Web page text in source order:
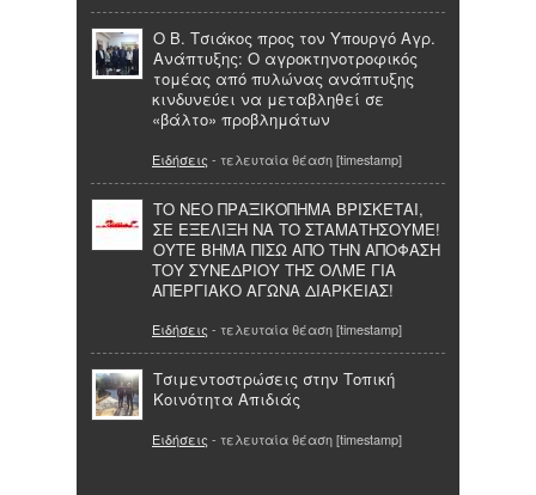
Ο Β. Τσιάκος προς τον Υπουργό Αγρ.
Ανάπτυξης: Ο αγροκτηνοτροφικός
τομέας από πυλώνας ανάπτυξης
κινδυνεύει να μεταβληθεί σε
«βάλτο» προβλημάτων
Ειδήσεις - τελευταία θέαση [timestamp]
ΤΟ ΝΕΟ ΠΡΑΞΙΚΟΠΗΜΑ ΒΡΙΣΚΕΤΑΙ,
ΣΕ ΕΞΕΛΙΞΗ ΝΑ ΤΟ ΣΤΑΜΑΤΗΣΟΥΜΕ!
ΟΥΤΕ ΒΗΜΑ ΠΙΣΩ ΑΠΟ ΤΗΝ ΑΠΟΦΑΣΗ
ΤΟΥ ΣΥΝΕΔΡΙΟΥ ΤΗΣ ΟΛΜΕ ΓΙΑ
ΑΠΕΡΓΙΑΚΟ ΑΓΩΝΑ ΔΙΑΡΚΕΙΑΣ!
Ειδήσεις - τελευταία θέαση [timestamp]
Τσιμεντοστρώσεις στην Τοπική
Κοινότητα Απιδιάς
Ειδήσεις - τελευταία θέαση [timestamp]